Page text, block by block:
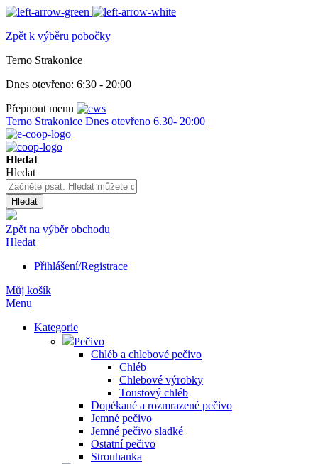
Zpět k výběru pobočky
Terno Strakonice
Dnes otevřeno: 6:30 - 20:00
Přepnout menu
Terno Strakonice Dnes otevřeno 6.30- 20:00
Hledat
Hledat
Hledat
Zpět na výběr obchodu
Hledat
Přihlášení/Registrace
Můj košík
Menu
Kategorie
Pečivo
Chléb a chlebové pečivo
Chléb
Chlebové výrobky
Toustový chléb
Dopékané a rozmrazené pečivo
Jemné pečivo
Jemné pečivo sladké
Ostatní pečivo
Strouhanka